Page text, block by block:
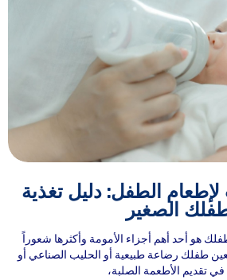
لإطعام الطفل: دليل تغذية
الصغير
هو أحد أهم أجزاء الأمومة وأكثرها شعوراً
طفلك رضاعة طبيعية أو الحليب الصناعي أو
تقديم الأطعمة الصلبة،